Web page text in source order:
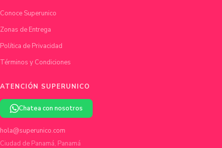
Conoce Superunico
Zonas de Entrega
Política de Privacidad
Términos y Condiciones
ATENCIÓN SUPERUNICO
Chatea con nosotros
hola@superunico.com
Ciudad de Panamá, Panamá